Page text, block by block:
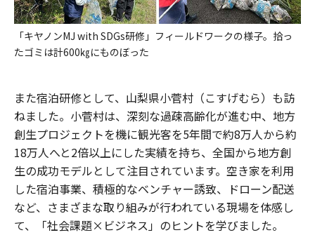
「キヤノンMJ with SDGs研修」フィールドワークの様子。拾っ
たゴミは計600㎏にものぼった
また宿泊研修として、山梨県小菅村（こすげむら）も訪
ねました。小菅村は、深刻な過疎高齢化が進む中、地方
創生プロジェクトを機に観光客を5年間で約8万人から約
18万人へと2倍以上にした実績を持ち、全国から地方創
生の成功モデルとして注目されています。空き家を利用
した宿泊事業、積極的なベンチャー誘致、ドローン配送
など、さまざまな取り組みが行われている現場を体感し
て、「社会課題×ビジネス」のヒントを学びました。